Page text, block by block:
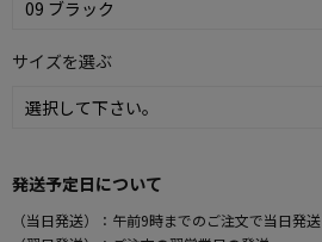
サイズを選ぶ
発送予定日について
（当日発送）：午前9時までのご注文で当日発送